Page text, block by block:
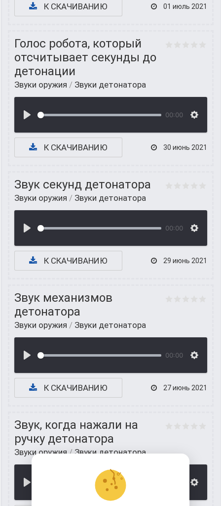
К СКАЧИВАНИЮ 01 июль 2021
Голос робота, который
отсчитывает секунды до
детонации
Звуки оружия / Звуки детонатора
00:00
К СКАЧИВАНИЮ 30 июнь 2021
Звук секунд детонатора
Звуки оружия / Звуки детонатора
00:00
К СКАЧИВАНИЮ 29 июнь 2021
Звук механизмов
детонатора
Звуки оружия / Звуки детонатора
00:00
К СКАЧИВАНИЮ 27 июнь 2021
Звук, когда нажали на
ручку детонатора
Звуки оружия/Звуки детонатора